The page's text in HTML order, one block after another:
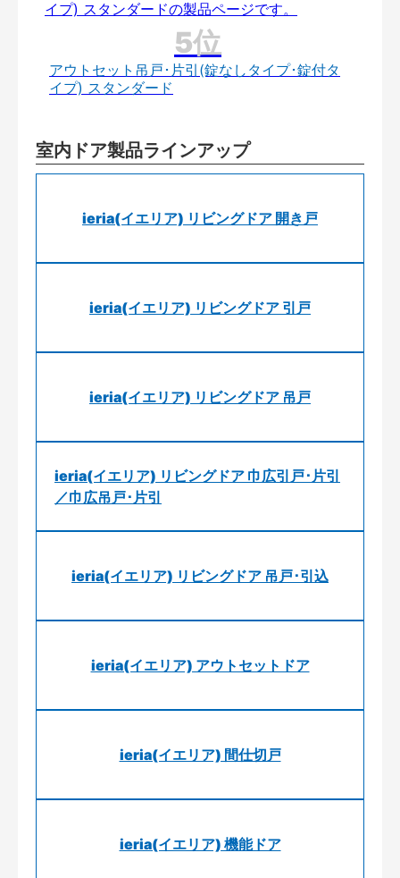
アウトセット吊戸･片引(錠なしタイプ･錠付タ
イプ) スタンダード
室内ドア製品ラインアップ
ieria(イエリア) リビングドア 開き戸
ieria(イエリア) リビングドア 引戸
ieria(イエリア) リビングドア 吊戸
ieria(イエリア) リビングドア 巾広引戸･片引
／巾広吊戸･片引
ieria(イエリア) リビングドア 吊戸･引込
ieria(イエリア) アウトセットドア
ieria(イエリア) 間仕切戸
ieria(イエリア) 機能ドア